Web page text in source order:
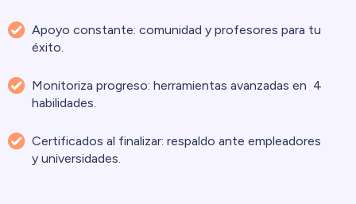
Apoyo constante: comunidad y profesores para tu
éxito.
Monitoriza progreso: herramientas avanzadas en 4
habilidades.
Certificados al finalizar: respaldo ante empleadores
y universidades.